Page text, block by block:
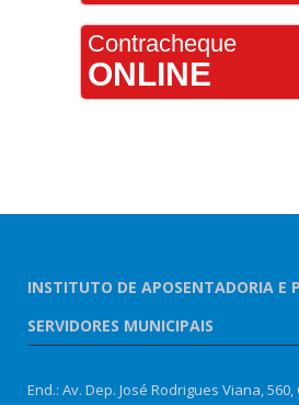
Contracheque
ONLINE
INSTITUTO DE APOSENTADORIA E
SERVIDORES MUNICIPAIS
End.: Av. Dep. José Rodrigues Viana,